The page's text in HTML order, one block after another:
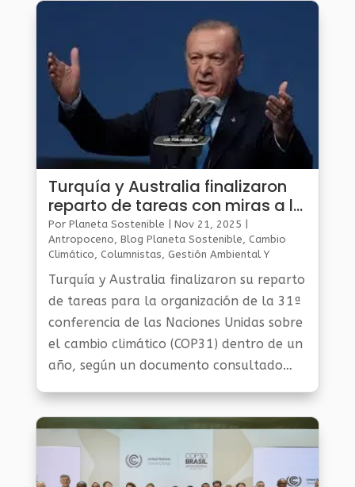
Turquía y Australia finalizaron
reparto de tareas con miras a la
organización de la COP31
Por Planeta Sostenible Nov 21, 2025
Antropoceno, Blog Planeta Sostenible, Cambio
Climático, Columnistas, Gestión Ambiental Y
Al Día,Planeta Verde
Turquía y Australia finalizaron su reparto
de tareas para la organización de la 31ª
conferencia de las Naciones Unidas sobre
el cambio climático (COP31) dentro de un
año, según un documento consultado